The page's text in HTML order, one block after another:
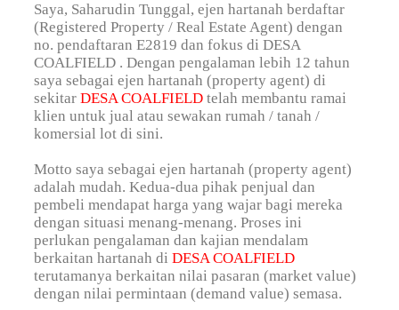
Saya, Saharudin Tunggal, ejen hartanah berdaftar
(Registered Property / Real Estate Agent) dengan
no. pendaftaran E2819 dan fokus di DESA
COALFIELD . Dengan pengalaman lebih 12 tahun
saya sebagai ejen hartanah (property agent) di
sekitarDESA COALFIELDtelah membantu ramai
klien untuk jual atau sewakan rumah / tanah /
komersial lot di sini.
Motto saya sebagai ejen hartanah (property agent)
adalah mudah. Kedua-dua pihak penjual dan
pembeli mendapat harga yang wajar bagi mereka
dengan situasi menang-menang. Proses ini
perlukan pengalaman dan kajian mendalam
berkaitan hartanah diDESA COALFIELD
terutamanya berkaitan nilai pasaran (market value)
dengan nilai permintaan (demand value) semasa.